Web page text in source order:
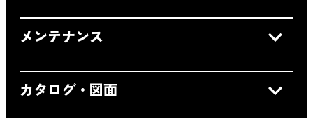
メンテナンス
カタログ・図面